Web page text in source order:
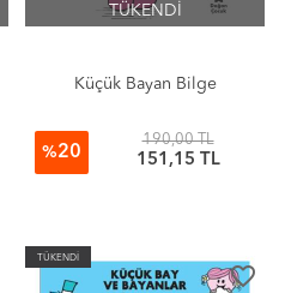
TÜKENDİ
Küçük Bayan Bilge
%20
190,00 TL
151,15 TL
TÜKENDİ
favorite_border